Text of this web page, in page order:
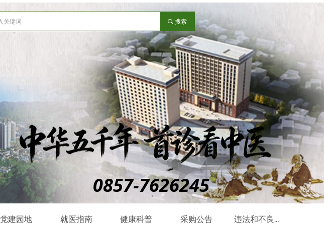
0857-7626245
끠 搜索
党建园地 就医指南 健康科普 采购公告 违法和不良信息举报